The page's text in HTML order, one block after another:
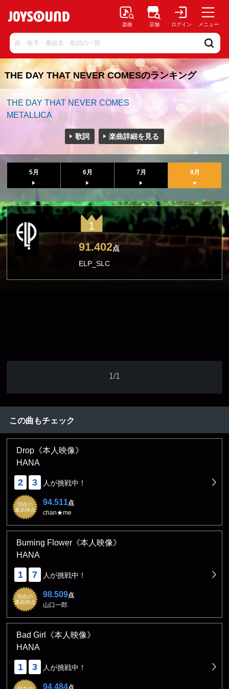
楽曲 店舗 ログイン メニュー
THE DAY THAT NEVER COMESのランキング
THE DAY THAT NEVER COMES
METALLICA
歌詞 楽曲詳細を見る
5月 6月 7月 8月
1
91.402点
ELP_SLC
1/1
この曲もチェック
Drop《本人映像》
HANA
2 3 人が挑戦中！
現在の
最高得点
94.511点
chan★me
Burning Flower《本人映像》
HANA
1 7 人が挑戦中！
現在の
最高得点
98.509点
山口一郎
Bad Girl《本人映像》
HANA
1 3 人が挑戦中！
94.484点